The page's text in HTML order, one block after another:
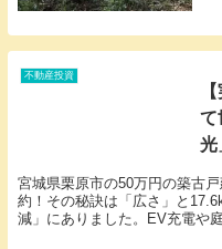
た
で
不動産投資
て
光
宮城県栗原市の50万円の築古
約！その秘訣は「広さ」と
減」にありました。EV充電や